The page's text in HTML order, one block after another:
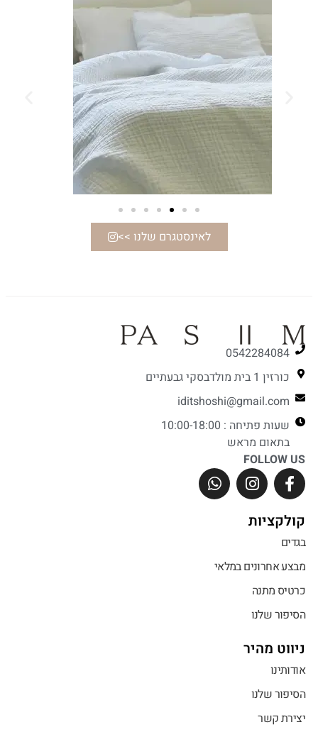
לאינסטגרם שלנו >>
0542284084
כורזין 1 בית מולדבסקי גבעתיים
iditshoshi@gmail.com
שעות פתיחה : 10:00-18:00
בתאום מראש
FOLLOW US
קולקציות
בגדים
מבצע אחרונים במלאי
כרטיס מתנה
הסיפור שלנו
ניווט מהיר
אודותינו
הסיפור שלנו
יצירת קשר